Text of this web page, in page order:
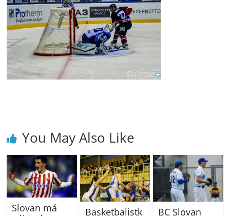
You May Also Like
Slovan má
Basketbalistk
BC Slovan